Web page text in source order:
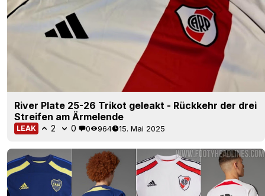
River Plate 25-26 Trikot geleakt - Rückkehr der drei
Streifen am Ärmelende
LEAK 2 0 0 964 15. Mai 2025